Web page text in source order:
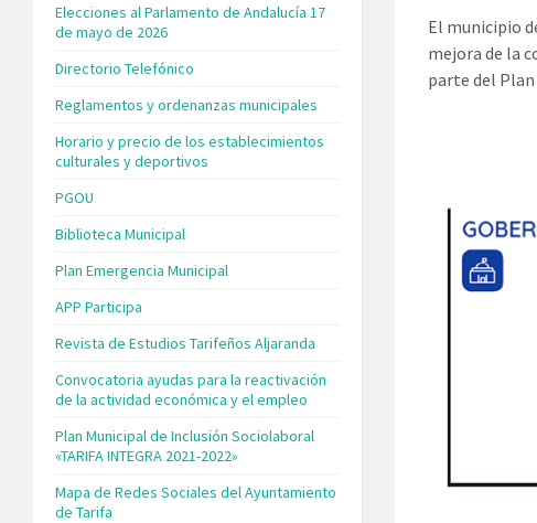
El municipio
mejora de la
parte del
Elecciones al Parlamento de Andalucía 17
de mayo de 2026
Directorio Telefónico
Reglamentos y ordenanzas municipales
Horario y precio de los establecimientos
culturales y deportivos
PGOU
Biblioteca Municipal
Plan Emergencia Municipal
APP Participa
Revista de Estudios Tarifeños Aljaranda
Convocatoria ayudas para la reactivación
de la actividad económica y el empleo
Plan Municipal de Inclusión Sociolaboral
«TARIFA INTEGRA 2021-2022»
Mapa de Redes Sociales del Ayuntamiento
de Tarifa